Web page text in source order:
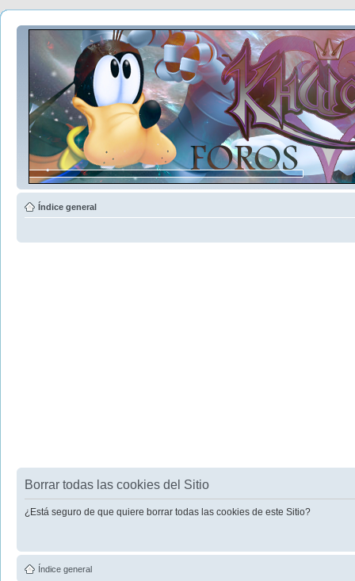
Índice general
Borrar todas las cookies del Sitio
¿Está seguro de que quiere borrar todas las cookies de este Sitio?
Índice general